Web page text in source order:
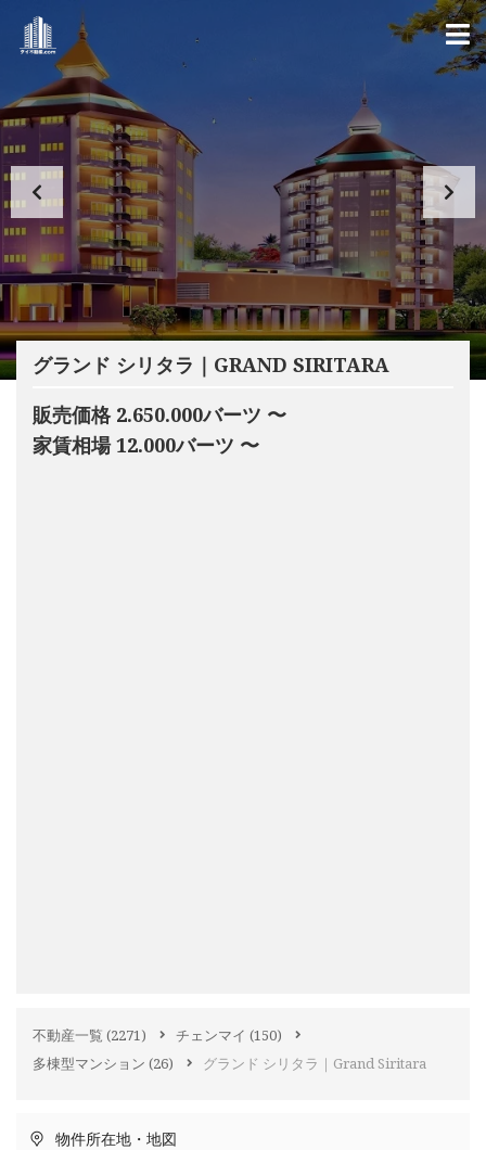
グランド シリタラ｜GRAND SIRITARA
販売価格 2.650.000バーツ 〜
家賃相場 12.000バーツ 〜
不動産一覧 (2271) チェンマイ (150)
多棟型マンション (26) グランド シリタラ｜Grand Siritara
物件所在地・地図